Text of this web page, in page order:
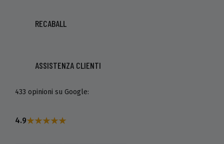
RECABALL
ASSISTENZA CLIENTI
433 opinioni su Google:
4.9